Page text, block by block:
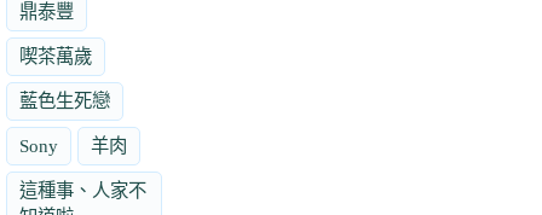
鼎泰豐
喫茶萬歲
藍色生死戀
Sony 羊肉
這種事、人家不